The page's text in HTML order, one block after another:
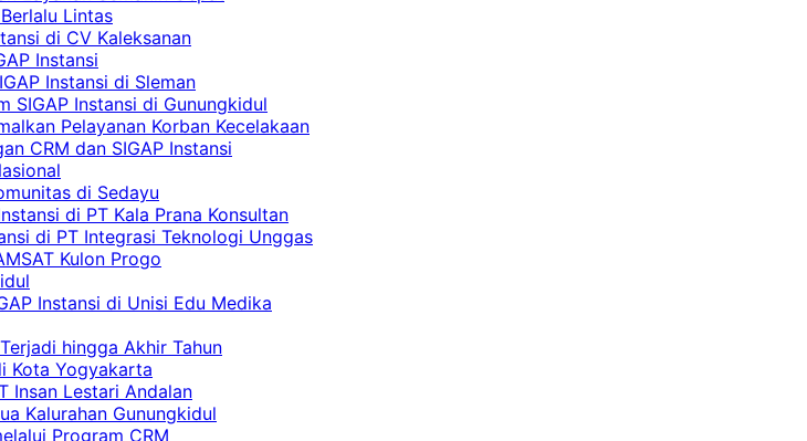
Lintas
di CV Kaleksanan
Instansi
Instansi di Sleman
SIGAP Instansi di Gunungkidul
Pelayanan Korban Kecelakaan
CRM dan SIGAP Instansi
di Sedayu
di PT Kala Prana Konsultan
di PT Integrasi Teknologi Unggas
Kulon Progo
Instansi di Unisi Edu Medika
hingga Akhir Tahun
Kota Yogyakarta
Insan Lestari Andalan
Kalurahan Gunungkidul
Program CRM